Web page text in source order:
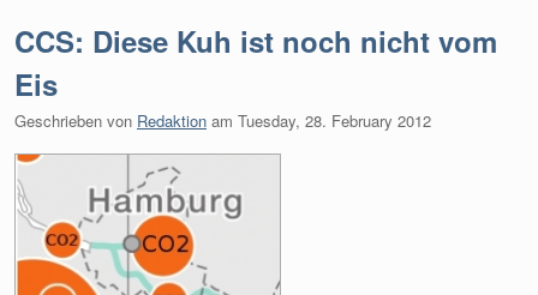
CCS: Diese Kuh ist noch nicht vom
Eis
Geschrieben von Redaktion am Tuesday, 28. February 2012